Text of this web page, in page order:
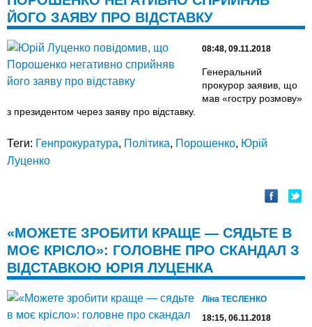
ЙОГО ЗАЯВУ ПРО ВІДСТАВКУ
08:48, 09.11.2018
Генеральний
прокурор заявив, що
мав «гостру розмову»
з президентом через заяву про відставку.
Теги: Генпрокуратура, Політика, Порошенко, Юрій
Луценко
«МОЖЕТЕ ЗРОБИТИ КРАЩЕ — СЯДЬТЕ В
МОЄ КРІСЛО»: ГОЛОВНЕ ПРО СКАНДАЛ З
ВІДСТАВКОЮ ЮРІЯ ЛУЦЕНКА
Лiна ТЕСЛЕНКО
18:15, 06.11.2018